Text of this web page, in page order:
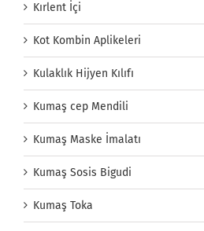
Kırlent İçi
Kot Kombin Aplikeleri
Kulaklık Hijyen Kılıfı
Kumaş cep Mendili
Kumaş Maske İmalatı
Kumaş Sosis Bigudi
Kumaş Toka